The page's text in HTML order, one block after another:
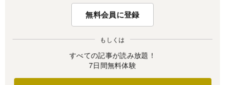
無料会員に登録
もしくは
すべての記事が読み放題！
7日間無料体験